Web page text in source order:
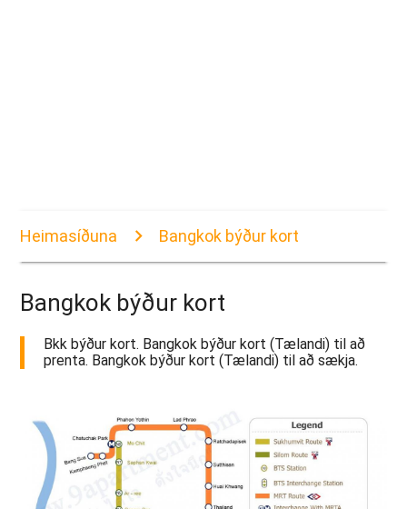
Heimasíðuna Bangkok býður kort
Bangkok býður kort
Bkk býður kort. Bangkok býður kort (Tælandi) til að
prenta. Bangkok býður kort (Tælandi) til að sækja.